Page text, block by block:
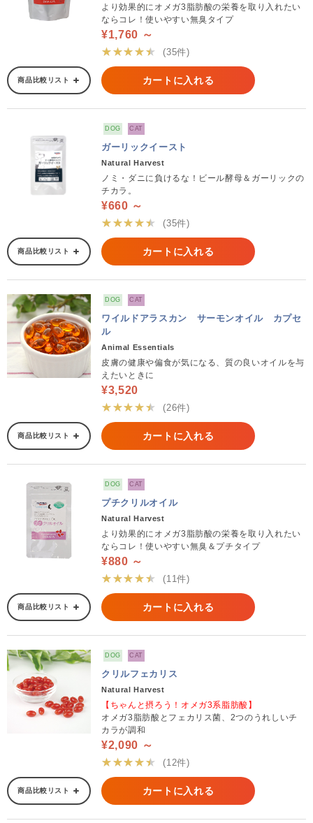
より効果的にオメガ3脂肪酸の栄養を取り入れたい
ならコレ！使いやすい無臭タイプ
¥1,760 ～
★★★★★
(35件)
商品比較リスト カートに入れる
DOG CAT
ガーリックイースト
Natural Harvest
ノミ・ダニに負けるな！ビール酵母＆ガーリックの
チカラ。
¥660 ～
★★★★★
(35件)
商品比較リスト カートに入れる
DOG CAT
ワイルドアラスカン サーモンオイル カプセ
ル
Animal Essentials
皮膚の健康や偏食が気になる、質の良いオイルを与
えたいときに
¥3,520
★★★★★
(26件)
商品比較リスト カートに入れる
DOG CAT
プチクリルオイル
Natural Harvest
より効果的にオメガ3脂肪酸の栄養を取り入れたい
ならコレ！使いやすい無臭＆プチタイプ
¥880 ～
★★★★★
(11件)
商品比較リスト カートに入れる
DOG CAT
クリルフェカリス
Natural Harvest
【ちゃんと摂ろう！オメガ3系脂肪酸】
オメガ3脂肪酸とフェカリス菌、2つのうれしいチ
カラが調和
¥2,090 ～
★★★★★
(12件)
商品比較リスト カートに入れる